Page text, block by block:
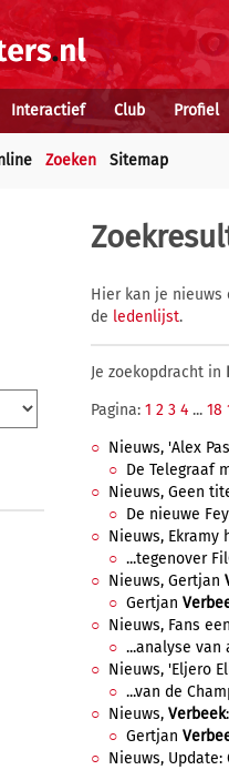
Interactief Club Profiel
Zoeken Sitemap
Hier kan je nieuws
de ledenlijst.
Je zoekopdracht in
Pagina: 1 2 3 4 ... 18
Nieuws, 'Alex
De Telegraaf
Nieuws, Geen
De nieuwe
Nieuws, Ekramy
...tegenover
Nieuws, Gertjan
Gertjan
Nieuws, Fans
...analyse van
Nieuws, 'Eljero
...van de
Nieuws, Verbeek
Gertjan
Nieuws, Update: